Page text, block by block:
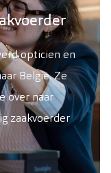
opticien en
België. Ze
over naar
zaakvoerder